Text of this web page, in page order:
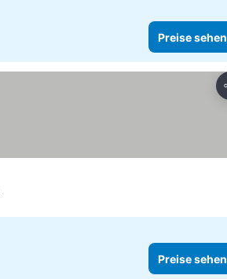
Preise sehen
Preise sehen